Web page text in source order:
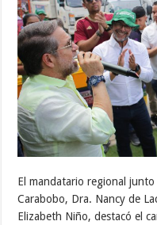
El mandatario regional
Carabobo, Dra. Nancy de
Elizabeth Niño, destacó el